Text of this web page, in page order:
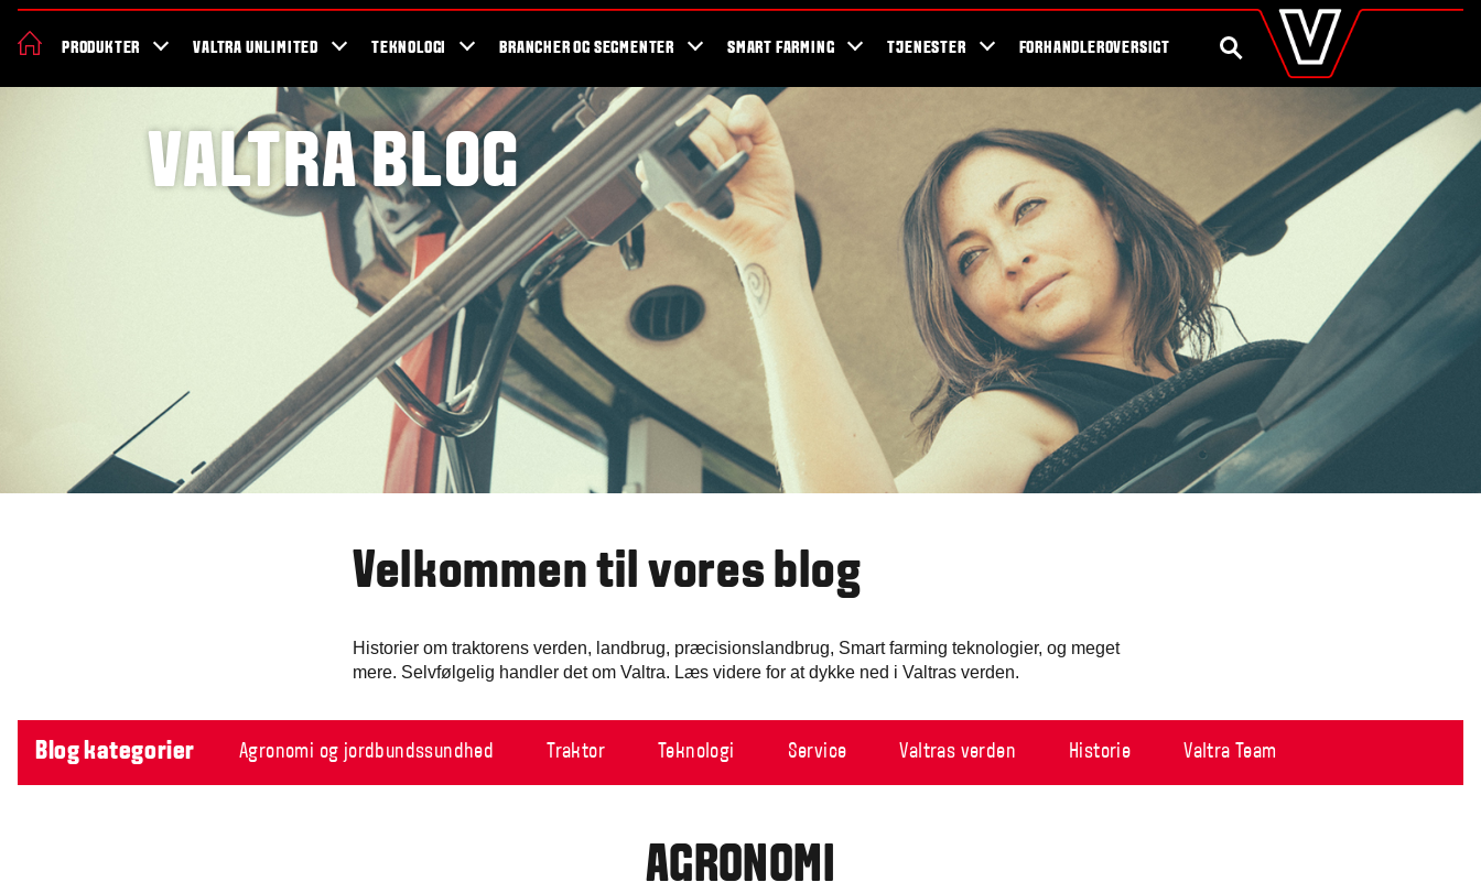
valtra.dk
Global
Czech Republic
Denmark
Estonia
Finland
France
Germany
Hungary
Italy
Latvia
Lithuania
The Netherlands
Norway
Poland
Portugal
Slovakia
United Arab Emirates
PRODUKTER VALTRA UNLIMITED TEKNOLOGI BRANCHER OG SEGMENTER SMART FARMING TJENESTER FORHANDLEROVERSIGT SØG
VALTRA BLOG
Velkommen til vores blog
Historier om traktorens verden, landbrug, præcisionslandbrug, Smart farming teknologier, og meget
mere. Selvfølgelig handler det om Valtra. Læs videre for at dykke ned i Valtras verden.
Blog kategorier Agronomi og jordbundssundhed Traktor Teknologi Service Valtras verden Historie Valtra Team
AGRONOMI